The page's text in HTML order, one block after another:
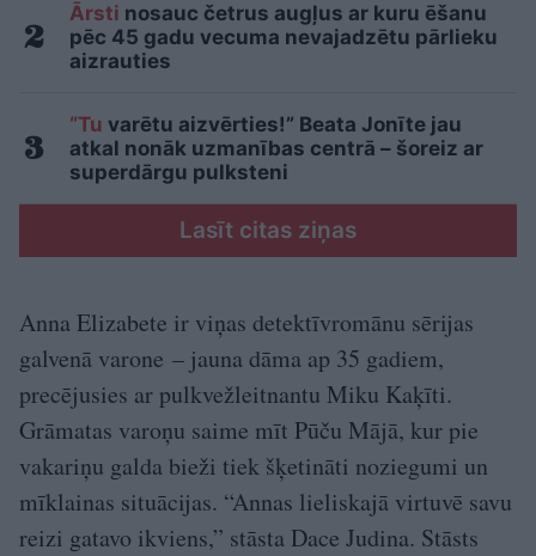
Ārsti nosauc četrus augļus ar kuru ēšanu
pēc 45 gadu vecuma nevajadzētu pārlieku
aizrauties
“Tu varētu aizvērties!” Beata Jonīte jau
atkal nonāk uzmanības centrā – šoreiz ar
superdārgu pulksteni
Lasīt citas ziņas
Anna Elizabete ir viņas detektīvromānu sērijas
galvenā varone – jauna dāma ap 35 gadiem,
precējusies ar pulkvežleitnantu Miku Kaķīti.
Grāmatas varoņu saime mīt Pūču Mājā, kur pie
vakariņu galda bieži tiek šķetināti noziegumi un
mīklainas situācijas. “Annas lieliskajā virtuvē savu
reizi gatavo ikviens,” stāsta Dace Judina. Stāsts